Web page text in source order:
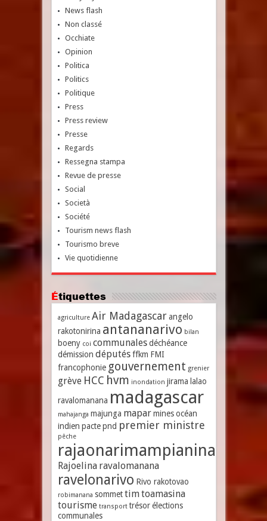
News flash
Non classé
Occhiate
Opinion
Politica
Politics
Politique
Press
Press review
Presse
Regards
Ressegna stampa
Revue de presse
Social
Società
Société
Tourism news flash
Tourismo breve
Vie quotidienne
Étiquettes
agriculture Air Madagascar angelo
rakotonirina antananarivo bilan
boeny coi communales déchéance
démission députés ffkm FMI
francophonie gouvernement grenier
grève HCC hvm inondation jirama lalao
ravalomanana madagascar
mahajanga majunga mapar mines océan
indien pacte pnd premier ministre
pêche
rajaonarimampianina
Rajoelina ravalomanana
ravelonarivo Rivo rakotovao
robimanana sommet timtoamasina
tourisme transport trésor élections
communales